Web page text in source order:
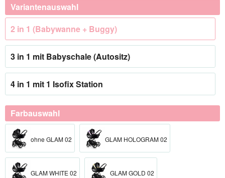
Variantenauswahl
2 in 1 (Babywanne + Buggy)
3 in 1 mit Babyschale (Autositz)
4 in 1 mit 1 Isofix Station
Farbauswahl
ohne GLAM 02 GLAM HOLOGRAM 02
GLAM WHITE 02 GLAM GOLD 02